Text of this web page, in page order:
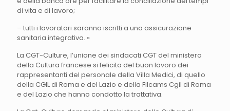
di vita e di lavoro;
– tutti i lavoratori saranno iscritti a una assicurazione
sanitaria integrativa. »
La CGT-Culture, l’unione dei sindacati CGT del ministero
della Cultura francese si felicita del buon lavoro dei
rappresentanti del personale della Villa Medici, di quello
della CGIL di Roma e del Lazio e della Filcams Cgil di Roma
e del Lazio che hanno condotto la trattativa.